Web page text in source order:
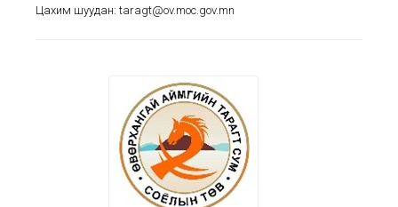
Цахим шуудан:taragt@ov.moc.gov.mn